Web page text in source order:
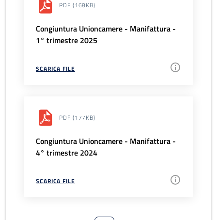
PDF (168KB)
Congiuntura Unioncamere - Manifattura -
1° trimestre 2025
SCARICA FILE
PDF (177KB)
Congiuntura Unioncamere - Manifattura -
4° trimestre 2024
SCARICA FILE